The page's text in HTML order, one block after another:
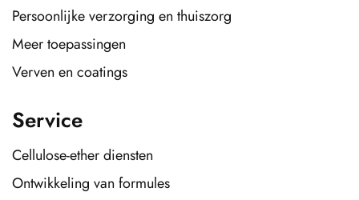
Persoonlijke verzorging en thuiszorg
Meer toepassingen
Verven en coatings
Service
Cellulose-ether diensten
Ontwikkeling van formules